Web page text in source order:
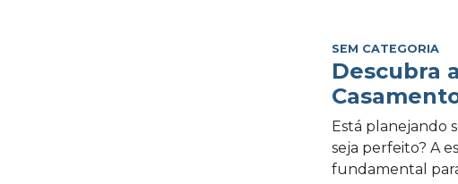
SEM CATEGORIA
Descubra
Está planejando
seja perfeito? A
fundamental